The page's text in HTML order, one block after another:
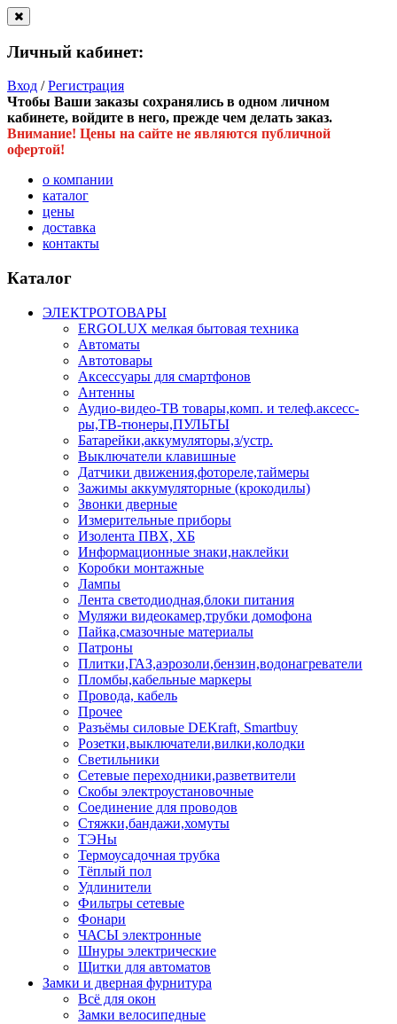
Личный кабинет:
Вход /Регистрация
Чтобы Ваши заказы сохранялись в одном личном
кабинете, войдите в него, прежде чем делать заказ.
Внимание! Цены на сайте не являются публичной
офертой!
о компании
каталог
цены
доставка
контакты
Каталог
ЭЛЕКТРОТОВАРЫ
ERGOLUX мелкая бытовая техника
Автоматы
Автотовары
Аксессуары для смартфонов
Антенны
Аудио-видео-ТВ товары,комп. и телеф.аксесс-
ры,ТВ-тюнеры,ПУЛЬТЫ
Батарейки,аккумуляторы,з/устр.
Выключатели клавишные
Датчики движения,фотореле,таймеры
Зажимы аккумуляторные (крокодилы)
Звонки дверные
Измерительные приборы
Изолента ПВХ, ХБ
Информационные знаки,наклейки
Коробки монтажные
Лампы
Лента светодиодная,блоки питания
Муляжи видеокамер,трубки домофона
Пайка,смазочные материалы
Патроны
Плитки,ГАЗ,аэрозоли,бензин,водонагреватели
Пломбы,кабельные маркеры
Провода, кабель
Прочее
Разъёмы силовые DEKraft, Smartbuy
Розетки,выключатели,вилки,колодки
Светильники
Сетевые переходники,разветвители
Скобы электроустановочные
Соединение для проводов
Стяжки,бандажи,хомуты
ТЭНы
Термоусадочная трубка
Тёплый пол
Удлинители
Фильтры сетевые
Фонари
ЧАСЫ электронные
Шнуры электрические
Щитки для автоматов
Замки и дверная фурнитура
Всё для окон
Замки велосипедные